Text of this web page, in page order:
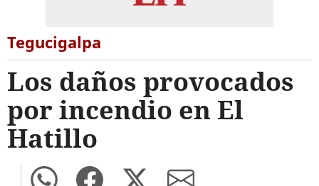
Tegucigalpa
Los daños provocados
por incendio en El
Hatillo